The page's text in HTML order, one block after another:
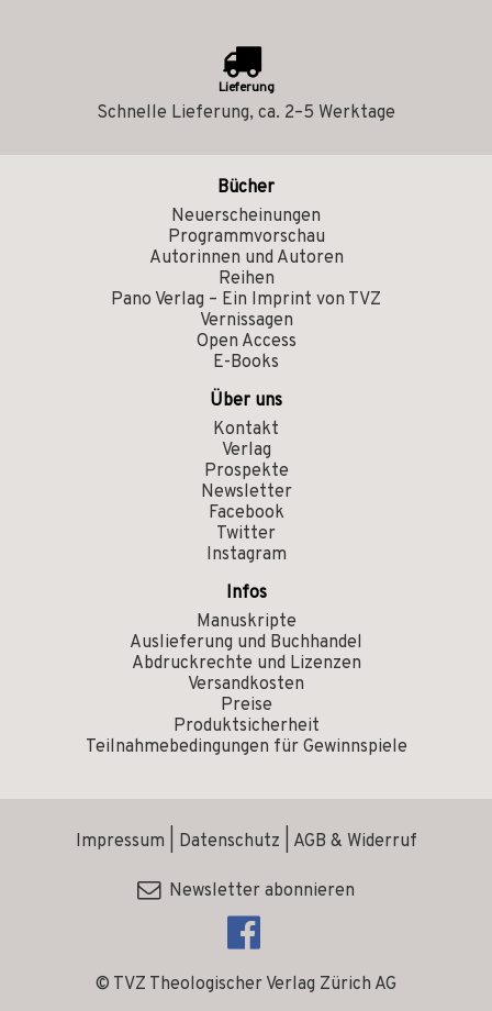
Lieferung
Schnelle Lieferung, ca. 2–5 Werktage
Bücher
Neuerscheinungen
Programmvorschau
Autorinnen und Autoren
Reihen
Pano Verlag – Ein Imprint von TVZ
Vernissagen
Open Access
E-Books
Über uns
Kontakt
Verlag
Prospekte
Newsletter
Facebook
Twitter
Instagram
Infos
Manuskripte
Auslieferung und Buchhandel
Abdruckrechte und Lizenzen
Versandkosten
Preise
Produktsicherheit
Teilnahmebedingungen für Gewinnspiele
© TVZ Theologischer Verlag Zürich AG
Impressum Datenschutz AGB & Widerruf
Newsletter abonnieren